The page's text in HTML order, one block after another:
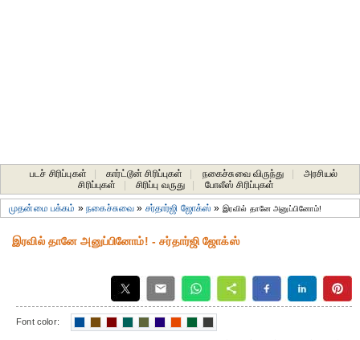
படச் சிரிப்புகள் கார்ட்டூன் சிரிப்புகள் நகைச்சுவை விருந்து
அரசியல்
சிரிப்புகள்
சிரிப்பு வருது போலீஸ் சிரிப்புகள்
முதன்மை பக்கம் »நகைச்சுவை » சர்தார்ஜி ஜோக்ஸ் » இரவில் தானே அனுப்பினோம்!
இரவில் தானே அனுப்பினோம்! - சர்தார்ஜி ஜோக்ஸ்
Font color: